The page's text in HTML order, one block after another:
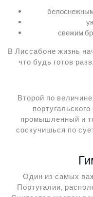
свежим
В Лиссабоне жизнь
что будь готов
Второй по
промышленный и
соскучишься по
Один из самых
Португалии,